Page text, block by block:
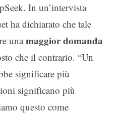
In un’intervista
ha dichiarato che tale
unamaggior domanda
che il contrario. “Un
significare più
significano più
questo come